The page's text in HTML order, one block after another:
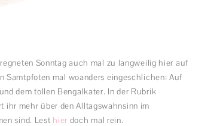
Sonntag auch mal zu langweilig hier auf
mal woanders eingeschlichen: Auf
dem tollen Bengalkater. In der Rubrik
ihr mehr über den Alltagswahnsinn im
sind. Lest hier doch mal rein.